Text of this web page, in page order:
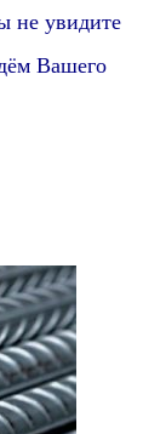
не увидите
Вашего